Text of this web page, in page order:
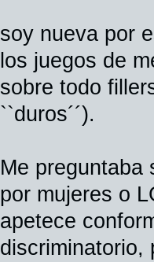
soy nueva por
los juegos de
sobre todo
``duros´´).
Me preguntaba
por mujeres o
apetece
discriminatorio,